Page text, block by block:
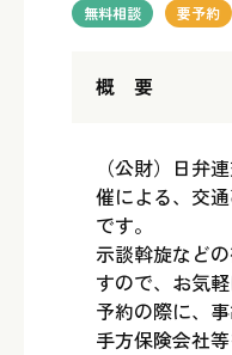
無料相談 要予約
概 要
（公財）日弁
催による、交
です。
示談斡旋など
すので、お気
予約の際に、
手方保険会社